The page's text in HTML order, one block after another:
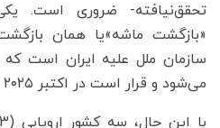
تحقق‌نیافته- ضروری است.
«بازگشت ماشه»یا همان
سازمان ملل علیه ایران است
می‌شود و قرار است در اکتبر ۲۰۲۵ منقضی شود.